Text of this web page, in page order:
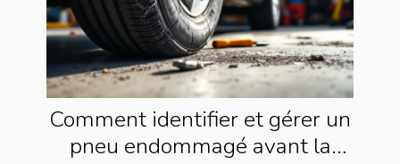
Comment identifier et gérer un
pneu endommagé avant la